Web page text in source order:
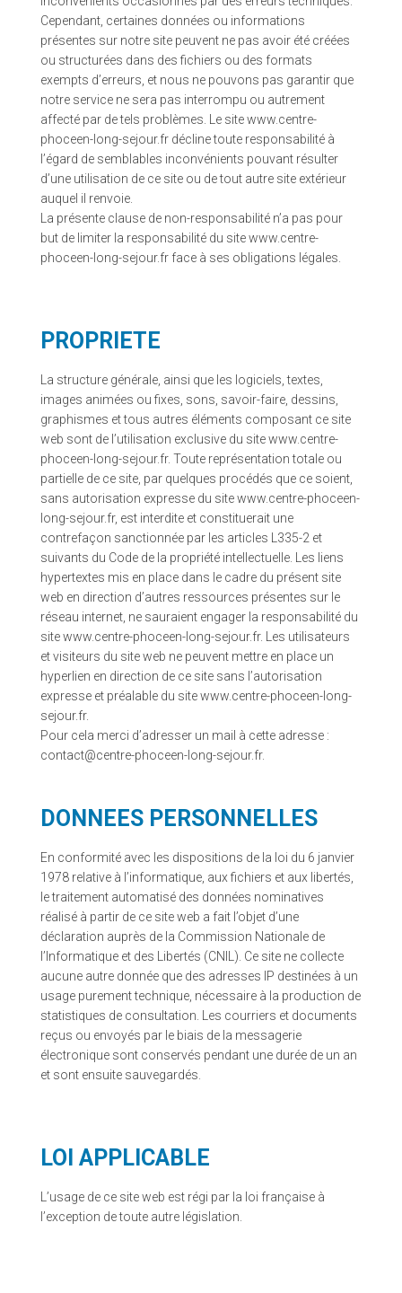
Cependant, certaines données ou informations
présentes sur notre site peuvent ne pas avoir été créées
ou structurées dans des fichiers ou des formats
exempts d’erreurs, et nous ne pouvons pas garantir que
notre service ne sera pas interrompu ou autrement
affecté par de tels problèmes. Le site www.centre-
phoceen-long-sejour.fr décline toute responsabilité à
l’égard de semblables inconvénients pouvant résulter
d’une utilisation de ce site ou de tout autre site extérieur
auquel il renvoie.
La présente clause de non-responsabilité n’a pas pour
but de limiter la responsabilité du site www.centre-
phoceen-long-sejour.fr face à ses obligations légales.
PROPRIETE
La structure générale, ainsi que les logiciels, textes,
images animées ou fixes, sons, savoir-faire, dessins,
graphismes et tous autres éléments composant ce site
web sont de l’utilisation exclusive du site www.centre-
phoceen-long-sejour.fr. Toute représentation totale ou
partielle de ce site, par quelques procédés que ce soient,
sans autorisation expresse du site www.centre-phoceen-
long-sejour.fr, est interdite et constituerait une
contrefaçon sanctionnée par les articles L335-2 et
suivants du Code de la propriété intellectuelle. Les liens
hypertextes mis en place dans le cadre du présent site
web en direction d’autres ressources présentes sur le
réseau internet, ne sauraient engager la responsabilité du
site www.centre-phoceen-long-sejour.fr. Les utilisateurs
et visiteurs du site web ne peuvent mettre en place un
hyperlien en direction de ce site sans l’autorisation
expresse et préalable du site www.centre-phoceen-long-
sejour.fr.
Pour cela merci d’adresser un mail à cette adresse :
contact@centre-phoceen-long-sejour.fr.
DONNEES PERSONNELLES
En conformité avec les dispositions de la loi du 6 janvier
1978 relative à l’informatique, aux fichiers et aux libertés,
le traitement automatisé des données nominatives
réalisé à partir de ce site web a fait l’objet d’une
déclaration auprès de la Commission Nationale de
l’Informatique et des Libertés (CNIL). Ce site ne collecte
aucune autre donnée que des adresses IP destinées à un
usage purement technique, nécessaire à la production de
statistiques de consultation. Les courriers et documents
reçus ou envoyés par le biais de la messagerie
électronique sont conservés pendant une durée de un an
et sont ensuite sauvegardés.
LOI APPLICABLE
L’usage de ce site web est régi par la loi française à
l’exception de toute autre législation.